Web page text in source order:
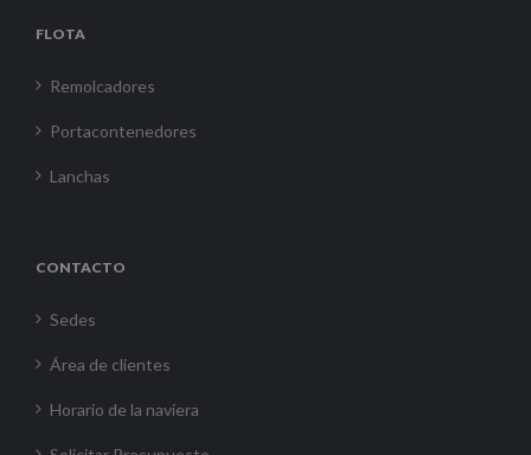
FLOTA
Remolcadores
Portacontenedores
Lanchas
CONTACTO
Sedes
Área de clientes
Horario de la naviera